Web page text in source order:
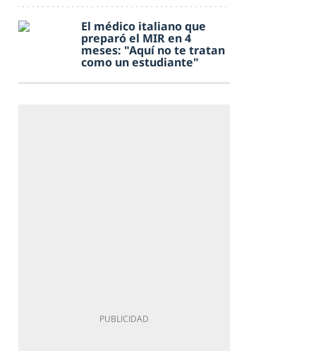
El médico italiano que
preparó el MIR en 4
meses: "Aquí no te tratan
como un estudiante"